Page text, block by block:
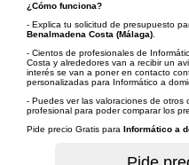
¿Cómo funciona?
- Explica tu solicitud de presupuesto
Benalmadena Costa (Málaga)
- Cientos de profesionales de
Costa y alrededores van a recibir un
interés se van a poner en contacto
personalizadas para Informático a
- Puedes ver las valoraciones de otros
profesional para poder comparar los
Pide precio Gratis para Informático a